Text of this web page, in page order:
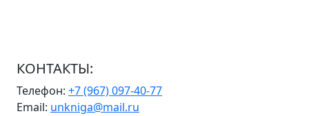
КОНТАКТЫ:
Телефон: +7 (967) 097-40-77
Email: unkniga@mail.ru